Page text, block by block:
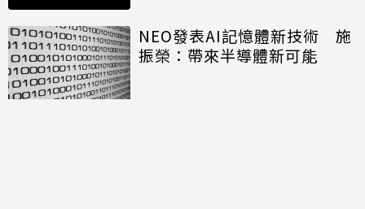
NEO發表AI記憶體新技術 施
振榮：帶來半導體新可能